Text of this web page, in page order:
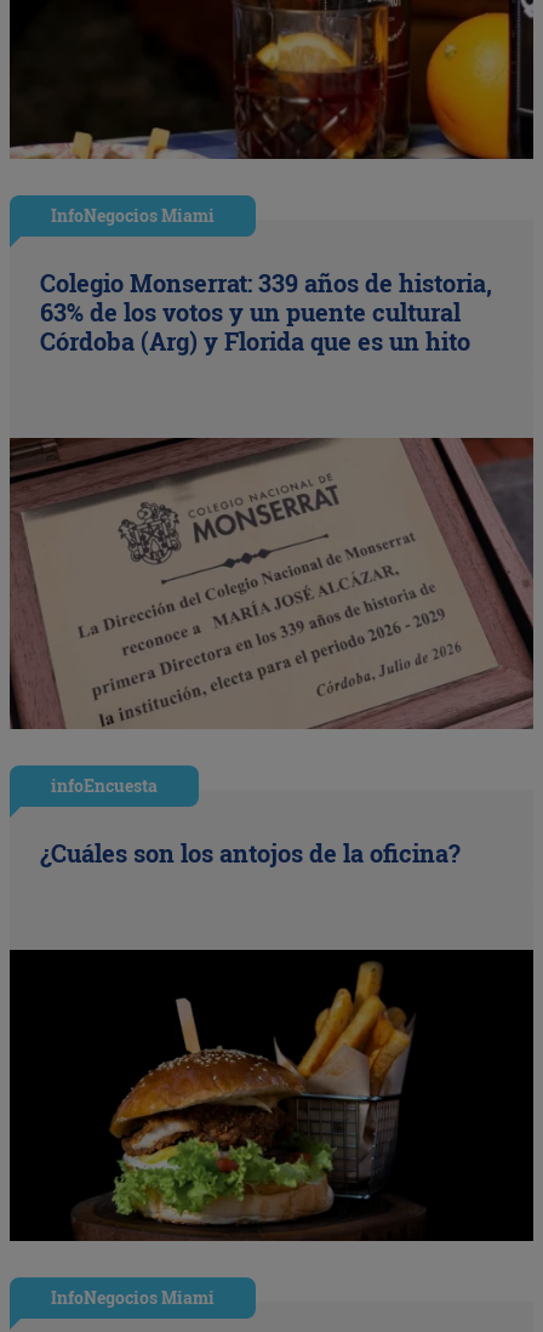
InfoNegocios Miami
Colegio Monserrat: 339 años de historia,
63% de los votos y un puente cultural
Córdoba (Arg) y Florida que es un hito
infoEncuesta
¿Cuáles son los antojos de la oficina?
InfoNegocios Miami